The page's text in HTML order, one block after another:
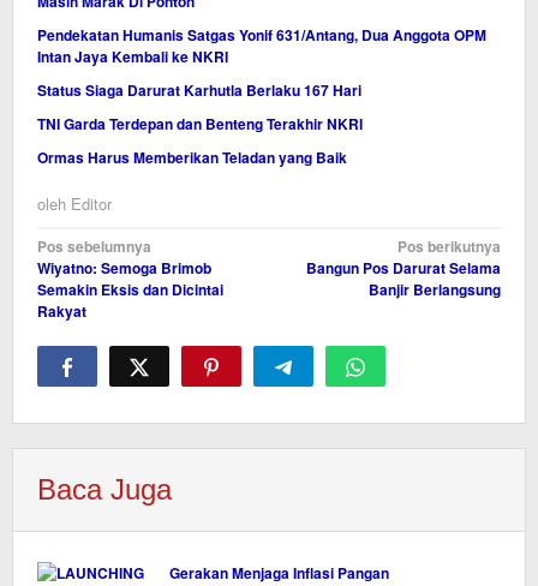
Pendekatan Humanis Satgas Yonif 631/Antang, Dua Anggota OPM
Intan Jaya Kembali ke NKRI
Status Siaga Darurat Karhutla Berlaku 167 Hari
TNI Garda Terdepan dan Benteng Terakhir NKRI
Ormas Harus Memberikan Teladan yang Baik
oleh Editor
Navigasi
pos
Pos sebelumnya
Wiyatno: Semoga Brimob
Semakin Eksis dan Dicintai
Rakyat
Pos berikutnya
Bangun Pos Darurat Selama
Banjir Berlangsung
Baca Juga
Gerakan Menjaga Inflasi Pangan